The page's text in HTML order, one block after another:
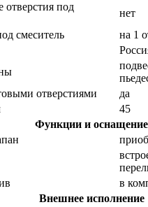
под
нет
смеситель
на 1
отверстиями
да
45
Функции и оснащение
в
Внешнее исполнение